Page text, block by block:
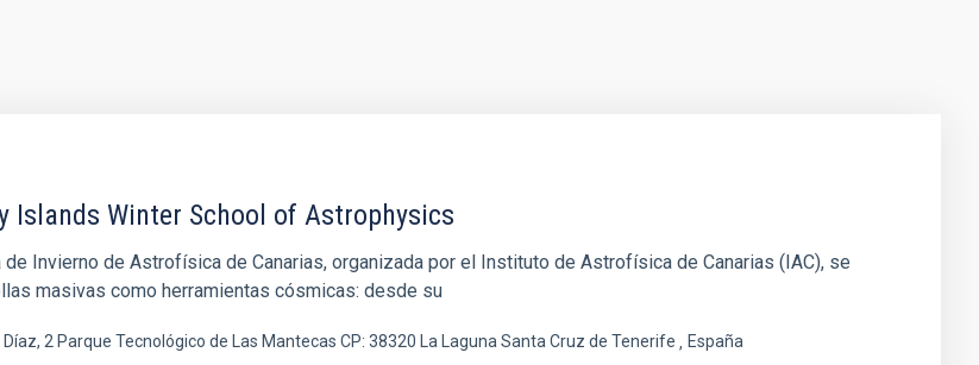
Islands Winter School of Astrophysics
de Invierno de Astrofísica de Canarias, organizada por el Instituto de Astrofísica de Canarias (IAC), se
masivas como herramientas cósmicas: desde su
2 Parque Tecnológico de Las Mantecas CP: 38320 La Laguna Santa Cruz de Tenerife
España